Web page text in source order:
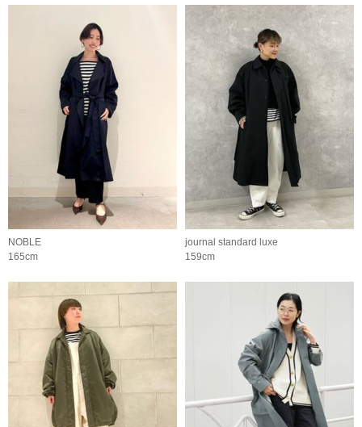
NOBLE
165cm
journal standard luxe
159cm